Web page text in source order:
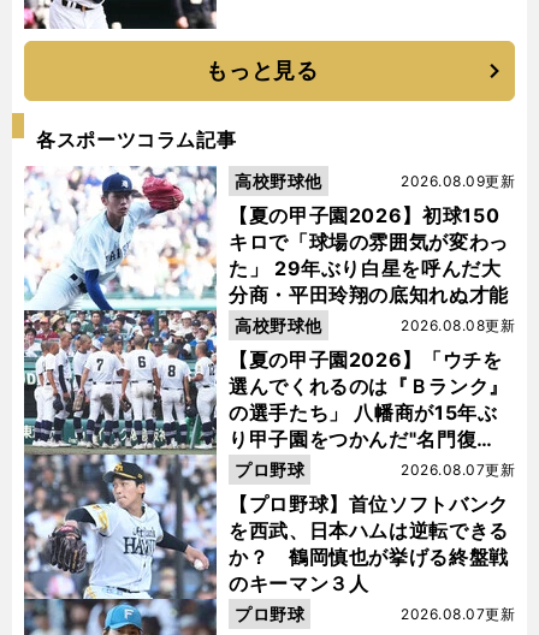
もっと見る
各スポーツコラム記事
【夏の甲子園2026】初球150
キロで「球場の雰囲気が変わっ
た」 29年ぶり白星を呼んだ大
分商・平田玲翔の底知れぬ才能
2026.08.09更新
高校野球他
【夏の甲子園2026】「ウチを
選んでくれるのは『Ｂランク』
の選手たち」 八幡商が15年ぶ
り甲子園をつかんだ"名門復
活"の舞台裏
2026.08.08更新
高校野球他
【プロ野球】首位ソフトバンク
を西武、日本ハムは逆転できる
か？ 鶴岡慎也が挙げる終盤戦
のキーマン３人
2026.08.07更新
プロ野球
2026.08.07更新
プロ野球